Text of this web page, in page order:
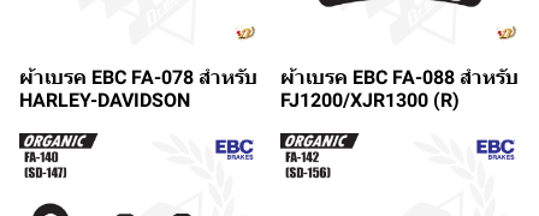
ผ้าเบรค EBC FA-078 สำหรับ
HARLEY-DAVIDSON
ผ้าเบรค EBC FA-088 สำหรับ
FJ1200/XJR1300 (R)